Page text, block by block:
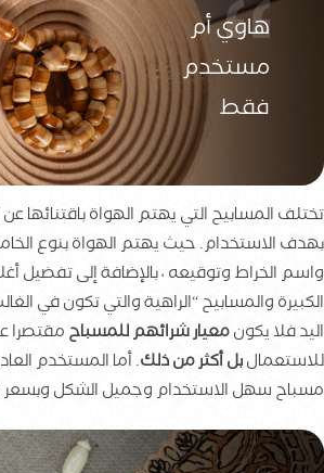
هاوي أم
مستخدم
فقط
تختلف المسابيح التي يهتم الهواة باقتنائها
بهدف الاستخدام. حيث يهتم الهواة بنوع
واسم الخراط وتوقيعه ، بالإضافة إلى تفضيل
الكبيرة والمسابيح “الراهية والتي تكون في
اليد فلا يكونمعيار شرائهم للمسباحمقتصرا
للاستعمالبل أكثر من ذلك. أما المستخدم
مسباح سهل الاستخدام وجميل الشكل